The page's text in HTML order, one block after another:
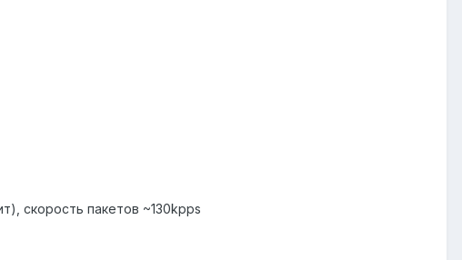
скорость пакетов ~130kpps